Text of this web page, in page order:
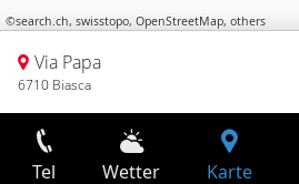
©search.ch, swisstopo, OpenStreetMap, others
Via Papa
6710 Biasca
Tel Wetter Karte